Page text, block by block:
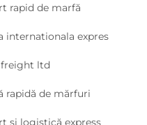
rapid de marfă
internationala expres
freight ltd
rapidă de mărfuri
și logistică express